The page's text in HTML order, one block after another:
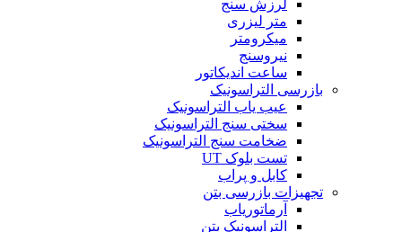
لرزش سنج
متر لیزری
میکرومتر
نیروسنج
ساعت اندیکاتور
بازرسی التراسونیک
عیب یاب التراسونیک
سختی سنج التراسونیک
ضخامت سنج التراسونیک
تست بلوک UT
کابل و پراب
تجهیزات بازرسی بتن
آرماتوریاب
التراسونیک بتن